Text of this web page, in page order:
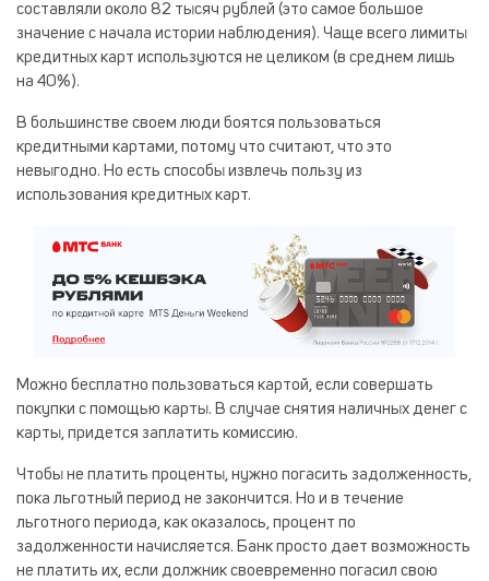
составляли около 82 тысяч рублей (это самое большое
значение с начала истории наблюдения). Чаще всего лимиты
кредитных карт используются не целиком (в среднем лишь
на 40%).
В большинстве своем люди боятся пользоваться
кредитными картами, потому что считают, что это
невыгодно. Но есть способы извлечь пользу из
использования кредитных карт.
Можно бесплатно пользоваться картой, если совершать
покупки с помощью карты. В случае снятия наличных денег с
карты, придется заплатить комиссию.
Чтобы не платить проценты, нужно погасить задолженность,
пока льготный период не закончится. Но и в течение
льготного периода, как оказалось, процент по
задолженности начисляется. Банк просто дает возможность
не платить их, если должник своевременно погасил свою